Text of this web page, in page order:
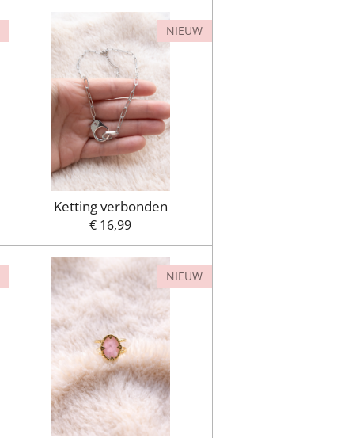
NIEUW
Ketting verbonden
€ 16,99
NIEUW